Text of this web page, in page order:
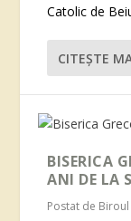
Catolic de
CITEŞTE
BISERICA
ANI DE LA
Postat de Biroul